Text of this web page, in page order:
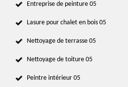
Entreprise de peinture 05
Lasure pour chalet en bois 05
Nettoyage de terrasse 05
Nettoyage de toiture 05
Peintre intérieur 05